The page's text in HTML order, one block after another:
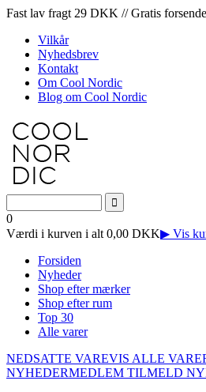
Fast lav fragt 29 DKK // Gratis
Vilkår
Nyhedsbrev
Kontakt
Om Cool Nordic
Blog om Cool Nordic
0
Værdi i kurven i alt 0,00 DKK▶ Vis
Forsiden
Nyheder
Shop efter mærker
Shop efter rum
Top 30
Alle varer
NEDSATTE VAREVIS ALLE
NYHEDERMEDLEM TILMELD